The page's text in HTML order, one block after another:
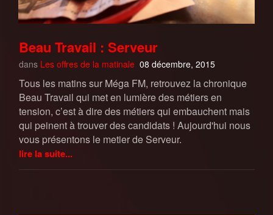
Beau Travail : Serveur
dans Les offres de la matinale 08 décembre, 2015
Tous les matins sur Méga FM, retrouvez la chronique
Beau Travail qui met en lumière des métiers en
tension, c’est à dire des métiers qui embauchent mais
qui peinent à trouver des candidats ! Aujourd'hui nous
vous présentons le metier de Serveur.
lire la suite...